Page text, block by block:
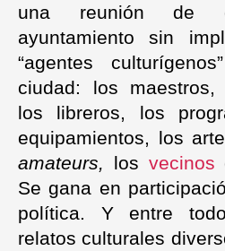
una reunión de
ayuntamiento sin
“agentes
ciudad: los maestros,
los libreros, los
equipamientos, los
amateurs, los vecinos
Se gana en
política. Y entre
relatos culturales